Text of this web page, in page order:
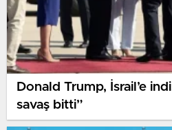
Donald Trump, İsrail’e
savaş bitti”